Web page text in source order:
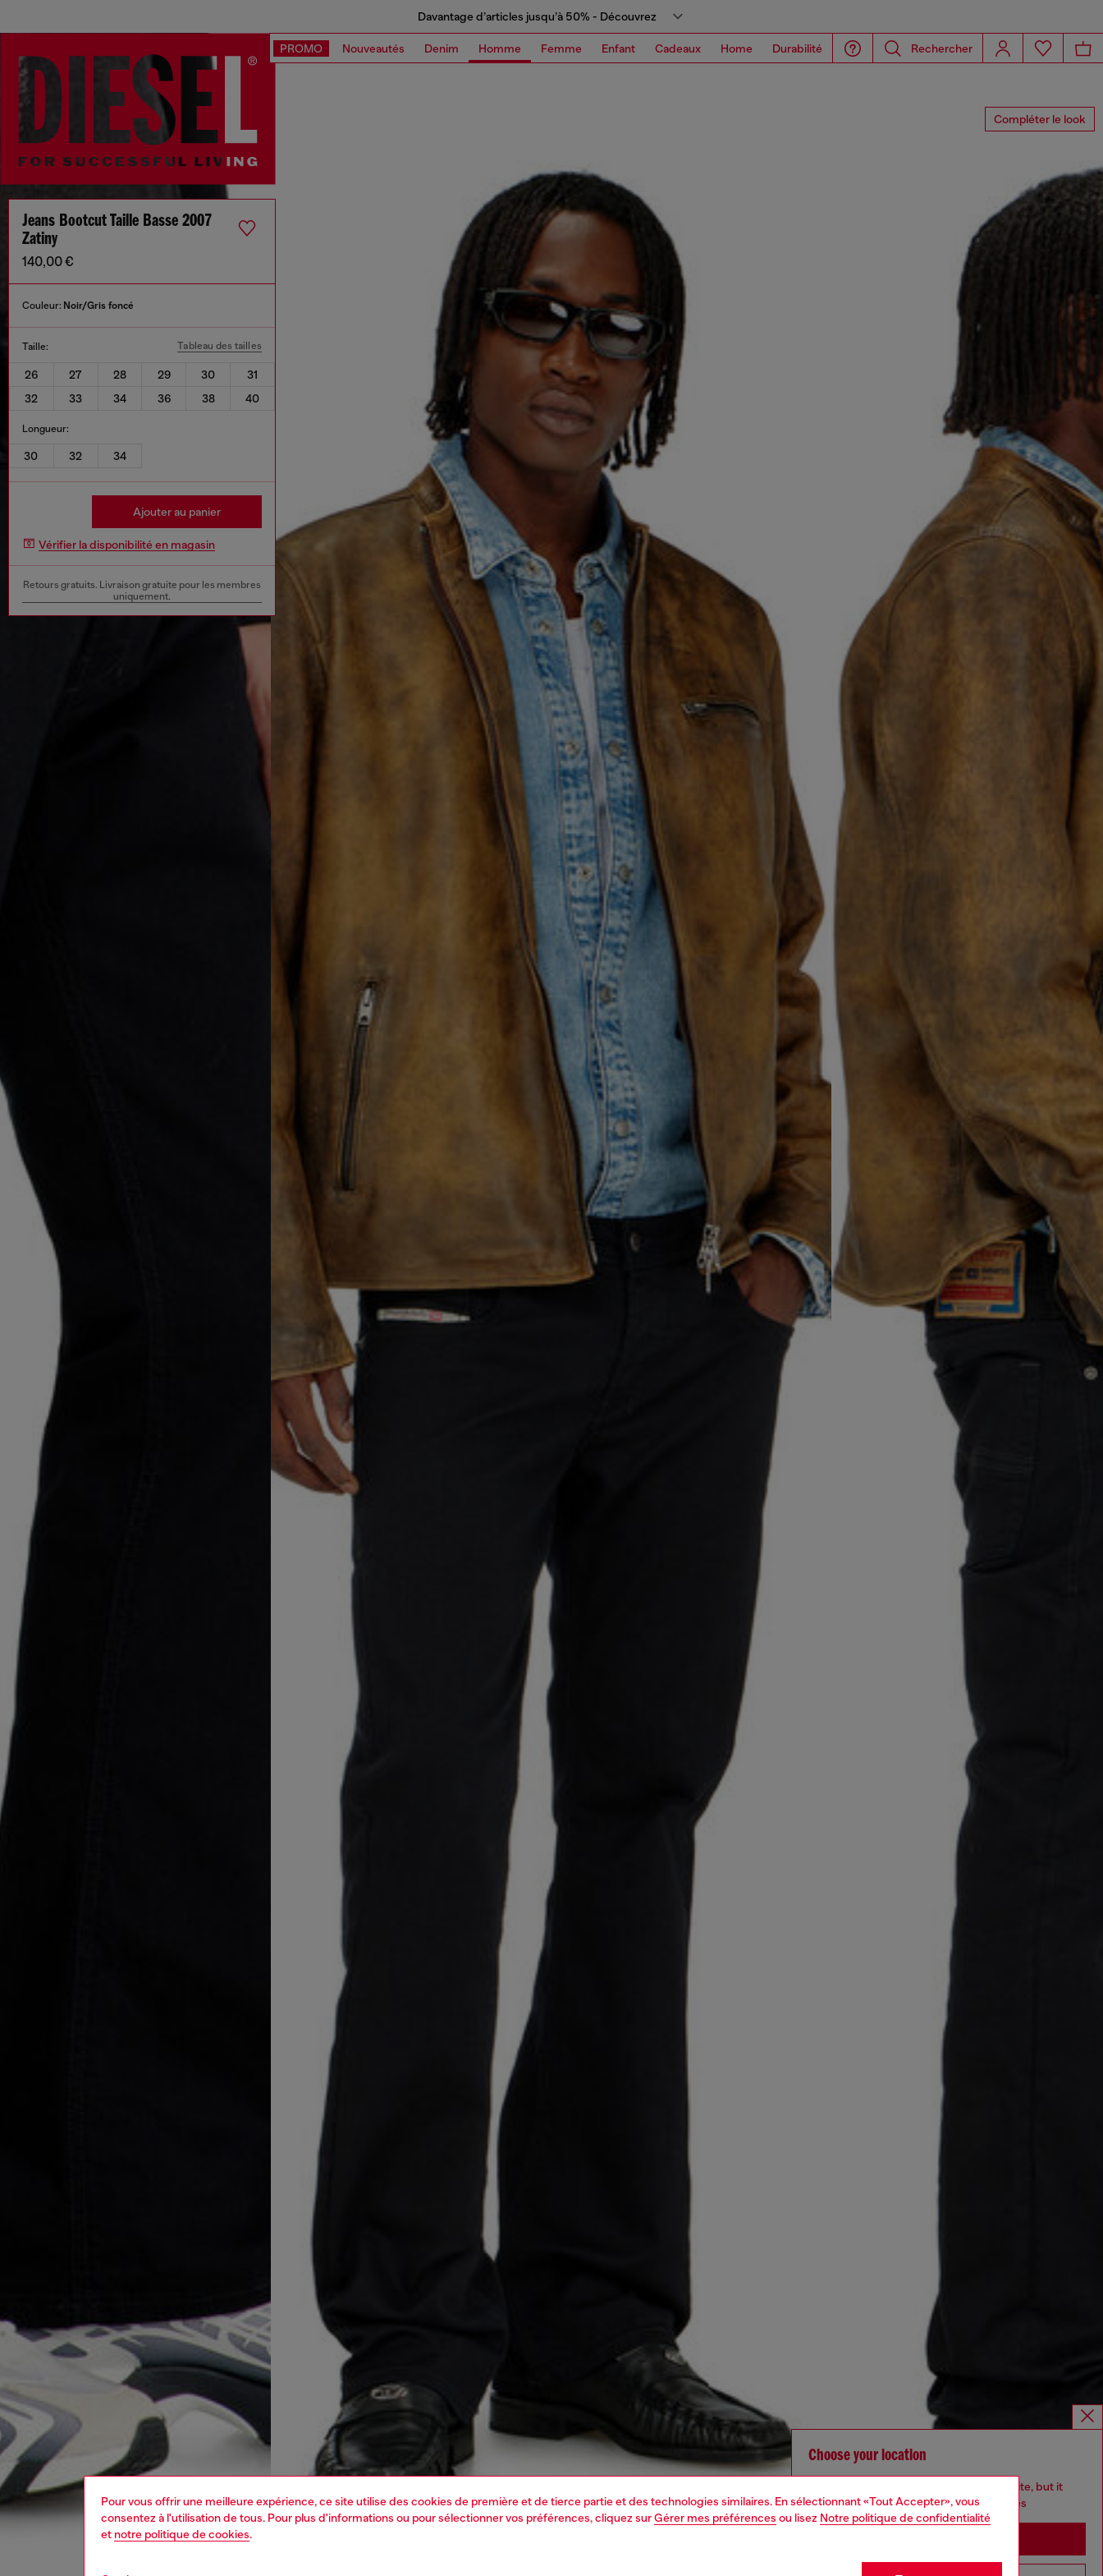
Pour vous offrir une meilleure expérience, ce site utilise des cookies de première et de tierce partie et des technologies similaires. En sélectionnant «Tout Accepter», vous
consentez à l'utilisation de tous. Pour plus d'informations ou pour sélectionner vos préférences, cliquez surGérer mes préférences ou lisez Notre politique de confidentialité
et notre politique de cookies.
Davantage d’articles jusqu’à 50% - Découvrez
PROMO Nouveautés Denim Homme Femme Enfant Cadeaux Home Durabilité Rechercher
Compléter le look
Jeans Bootcut Taille Basse 2007
Zatiny
140,00 €
Couleur: Noir/Gris foncé
Taille: Tableau des tailles
26 27 28 29 30
31
32
33 34 36 38 40
Longueur:
30 32 34
Ajouter au panier
Vérifier la disponibilité en magasin
Retours gratuits. Livraison gratuite pour les membres
uniquement.
Choose your location
You are currently browsing France website, but it
seems you may be based in United States